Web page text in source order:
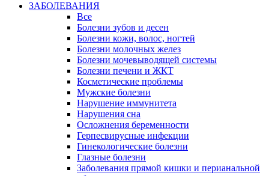
ЗАБОЛЕВАНИЯ
Все
Болезни зубов и десен
Болезни кожи, волос, ногтей
Болезни молочных желез
Болезни мочевыводящей системы
Болезни печени и ЖКТ
Косметические проблемы
Мужские болезни
Нарушение иммунитета
Нарушения сна
Осложнения беременности
Герпесвирусные инфекции
Гинекологические болезни
Глазные болезни
Заболевания прямой кишки и перианальной